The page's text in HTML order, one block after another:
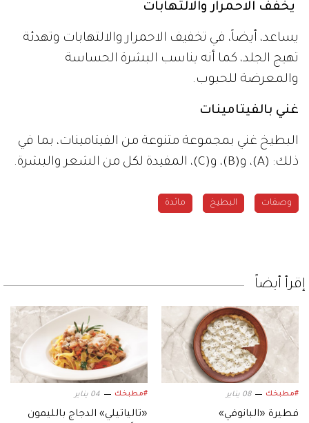
يخفف الاحمرار والالتهابات
يساعد، أيضاً، في تخفيف الاحمرار والالتهابات وتهدئة
تهيج الجلد، كما أنه يناسب البشرة الحساسة
والمعرضة للحبوب.
غني بالفيتامينات
البطيخ غني بمجموعة متنوعة من الفيتامينات، بما في
ذلك: (A)، و(B)، و(C)، المفيدة لكل من الشعر والبشرة.
وصفات البطيخ مائدة
إقرأ أيضاً
#مطبخك 08 يناير
فطيرة «البانوفي»
#مطبخك 04 يناير
«تالياتيلي» الدجاج بالليمون